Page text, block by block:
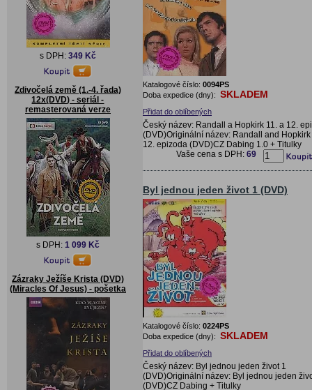
s DPH: 349 Kč
Zdivočelá země (1.-4. řada)
12x(DVD) - seriál -
remasterovaná verze
s DPH: 1 099 Kč
Zázraky Ježíše Krista (DVD)
(Miracles Of Jesus) - pošetka
Katalogové číslo: 0094PS
Doba expedice (dny): SKLADEM
Přidat do oblíbených
Český název: Randall a Hopkirk 11. a 12.
(DVD)Originální název: Randall and Hopkirk
12. epizoda (DVD)CZ Dabing 1.0 + Titulky
Vaše cena s DPH: 69
Byl jednou jeden život 1 (DVD)
Katalogové číslo: 0224PS
Doba expedice (dny): SKLADEM
Přidat do oblíbených
Český název: Byl jednou jeden život 1
(DVD)Originální název: Byl jednou jeden
(DVD)CZ Dabing + Titulky